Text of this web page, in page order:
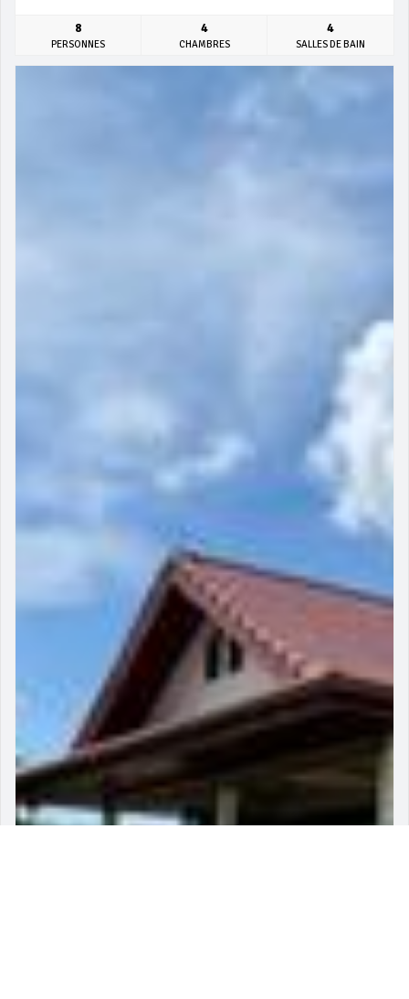
8
PERSONNES
4
CHAMBRES
4
SALLES DE BAIN